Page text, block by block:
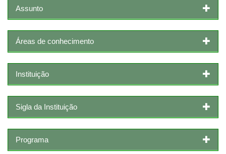
Assunto
Áreas de conhecimento
Instituição
Sigla da Instituição
Programa